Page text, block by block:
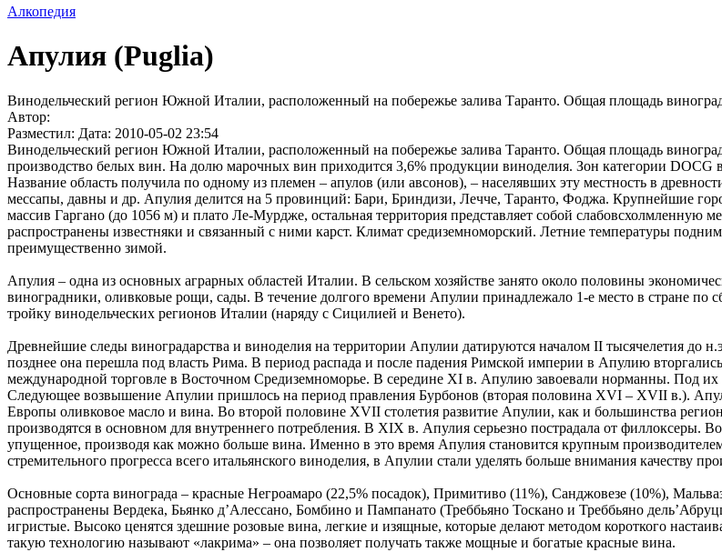
Алкопедия
Апулия (Puglia)
Винодельческий регион Южной Италии, расположенный на побережье залива Таранто. Общая площадь
Автор:
Разместил: Дата: 2010-05-02 23:54
Винодельческий регион Южной Италии, расположенный на побережье залива Таранто. Общая площадь
производство белых вин. На долю марочных вин приходится 3,6% продукции виноделия. Зон категории DOCG
Название область получила по одному из племен – апулов (или авсонов), – населявших эту местность в
мессапы, давны и др. Апулия делится на 5 провинций: Бари, Бриндизи, Лечче, Таранто, Фоджа. Крупнейшие
массив Гаргано (до 1056 м) и плато Ле-Мурдже, остальная территория представляет собой слабовсхолмленную
распространены известняки и связанный с ними карст. Климат средиземноморский. Летние температуры
преимущественно зимой.
Апулия – одна из основных аграрных областей Италии. В сельском хозяйстве занято около половины
виноградники, оливковые рощи, сады. В течение долгого времени Апулии принадлежало 1-е место в стране по
тройку винодельческих регионов Италии (наряду с Сицилией и Венето).
Древнейшие следы виноградарства и виноделия на территории Апулии датируются началом II тысячелетия до
позднее она перешла под власть Рима. В период распада и после падения Римской империи в Апулию
международной торговле в Восточном Средиземноморье. В середине XI в. Апулию завоевали норманны. Под их
Следующее возвышение Апулии пришлось на период правления Бурбонов (вторая половина XVI – XVII в.).
Европы оливковое масло и вина. Во второй половине XVII столетия развитие Апулии, как и большинства
производятся в основном для внутреннего потребления. В XIX в. Апулия серьезно пострадала от филлоксеры.
упущенное, производя как можно больше вина. Именно в это время Апулия становится крупным
стремительного прогресса всего итальянского виноделия, в Апулии стали уделять больше внимания качеству
Основные сорта винограда – красные Негроамаро (22,5% посадок), Примитиво (11%), Санджовезе (10%),
распространены Вердека, Бьянко д’Алессано, Бомбино и Пампанато (Треббьяно Тоскано и Треббьяно
игристые. Высоко ценятся здешние розовые вина, легкие и изящные, которые делают методом короткого
такую технологию называют «лакрима» – она позволяет получать также мощные и богатые красные вина.